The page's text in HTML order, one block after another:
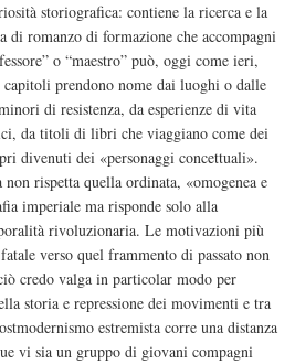
storiografica: contiene la ricerca e la
di romanzo di formazione che accompagni
o “maestro” può, oggi come ieri,
prendono nome dai luoghi o dalle
di resistenza, da esperienze di vita
da titoli di libri che viaggiano come dei
divenuti dei «personaggi concettuali».
rispetta quella ordinata, «omogenea e
imperiale ma risponde solo alla
rivoluzionaria. Le motivazioni più
verso quel frammento di passato non
credo valga in particolar modo per
storia e repressione dei movimenti e tra
estremista corre una distanza
vi sia un gruppo di giovani compagni